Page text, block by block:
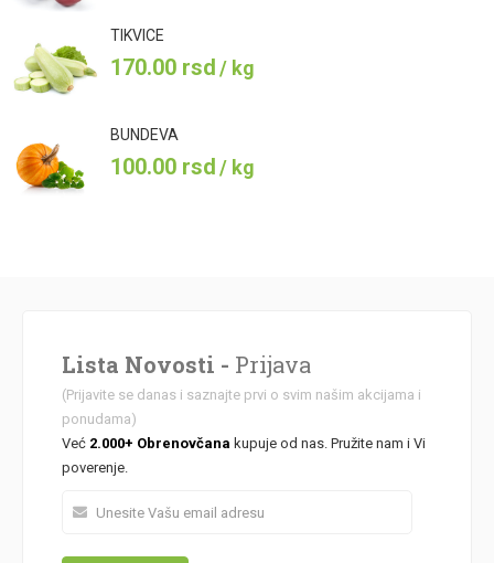
TIKVICE
170.00 rsd/ kg
BUNDEVA
100.00 rsd/ kg
Lista Novosti - Prijava
(Prijavite se danas i saznajte prvi o svim našim akcijama i
ponudama)
Već 2.000+ Obrenovčana kupuje od nas. Pružite nam i Vi
poverenje.